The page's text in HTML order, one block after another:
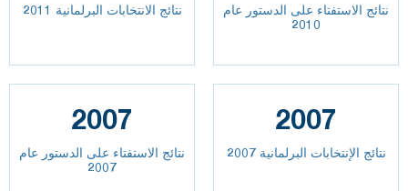
نتائج الانتخابات البرلمانية 2011
نتائج الاستفتاء على الدستور عام
2010
2007
نتائج الاستفتاء على الدستور عام
2007
2007
نتائج الإنتخابات البرلمانية 2007